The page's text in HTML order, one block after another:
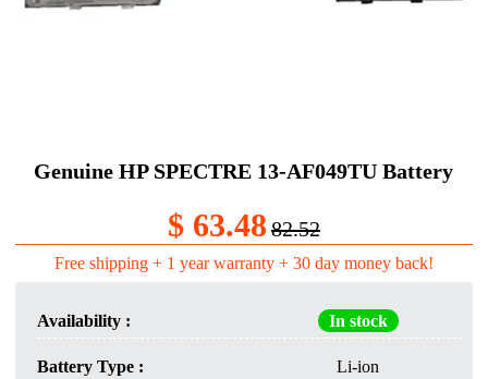
Genuine HP SPECTRE 13-AF049TU Battery
$ 63.48 82.52
Free shipping + 1 year warranty + 30 day money back!
Availability : In stock
Battery Type : Li-ion